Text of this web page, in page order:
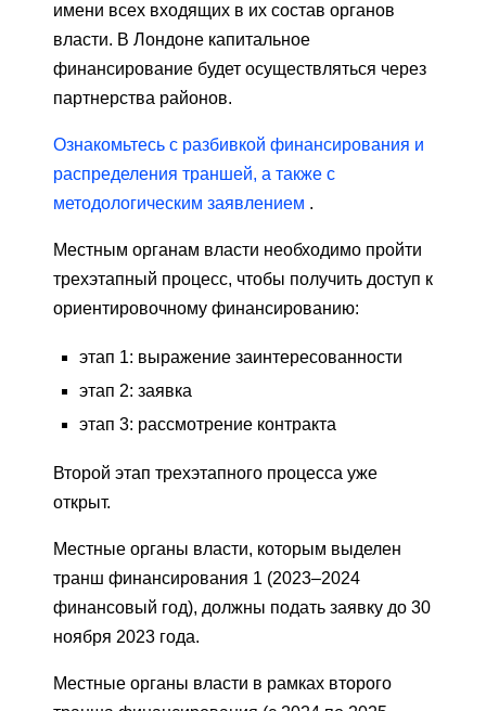
имени всех входящих в их состав органов
власти. В Лондоне капитальное
финансирование будет осуществляться через
партнерства районов.
Ознакомьтесь с разбивкой финансирования и
распределения траншей, а также с
методологическим заявлением .
Местным органам власти необходимо пройти
трехэтапный процесс, чтобы получить доступ к
ориентировочному финансированию:
этап 1: выражение заинтересованности
этап 2: заявка
этап 3: рассмотрение контракта
Второй этап трехэтапного процесса уже
открыт.
Местные органы власти, которым выделен
транш финансирования 1 (2023–2024
финансовый год), должны подать заявку до 30
ноября 2023 года.
Местные органы власти в рамках второго